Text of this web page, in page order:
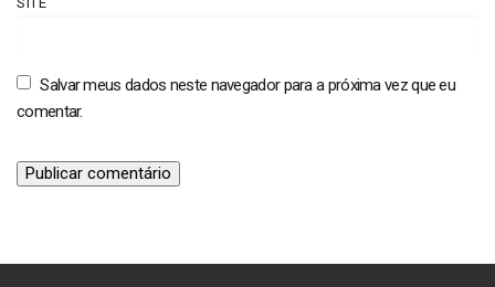
Salvar meus dados neste navegador para a próxima vez que eu
comentar.